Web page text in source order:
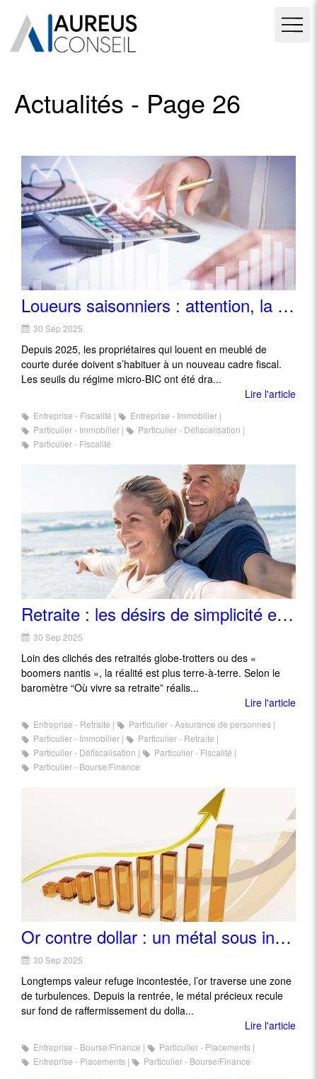
Actualités - Page 26
Loueurs saisonniers : attention, la DGFiP renforce ses contrôles !
30 Sep 2025
Depuis 2025, les propriétaires qui louent en meublé de
courte durée doivent s’habituer à un nouveau cadre fiscal.
Les seuils du régime micro-BIC ont été dra...
Lire l'article
Entreprise - Fiscalité
Entreprise - Immobilier
Particulier - Immobilier
Particulier - Défiscalisation
Particulier - Fiscalité
Retraite : les désirs de simplicité et de proximité des Français
30 Sep 2025
Loin des clichés des retraités globe-trotters ou des «
boomers nantis », la réalité est plus terre-à-terre. Selon le
baromètre “Où vivre sa retraite” réalis...
Lire l'article
Entreprise - Retraite
Particulier - Assurance de personnes
Particulier - Immobilier
Particulier - Retraite
Particulier - Défiscalisation
Particulier - Fiscalité
Particulier - Bourse/Finance
Or contre dollar : un métal sous influence monétaire
30 Sep 2025
Longtemps valeur refuge incontestée, l’or traverse une zone
de turbulences. Depuis la rentrée, le métal précieux recule
sur fond de raffermissement du dolla...
Lire l'article
Entreprise - Bourse/Finance
Particulier - Placements
Entreprise - Placements
Particulier - Bourse/Finance